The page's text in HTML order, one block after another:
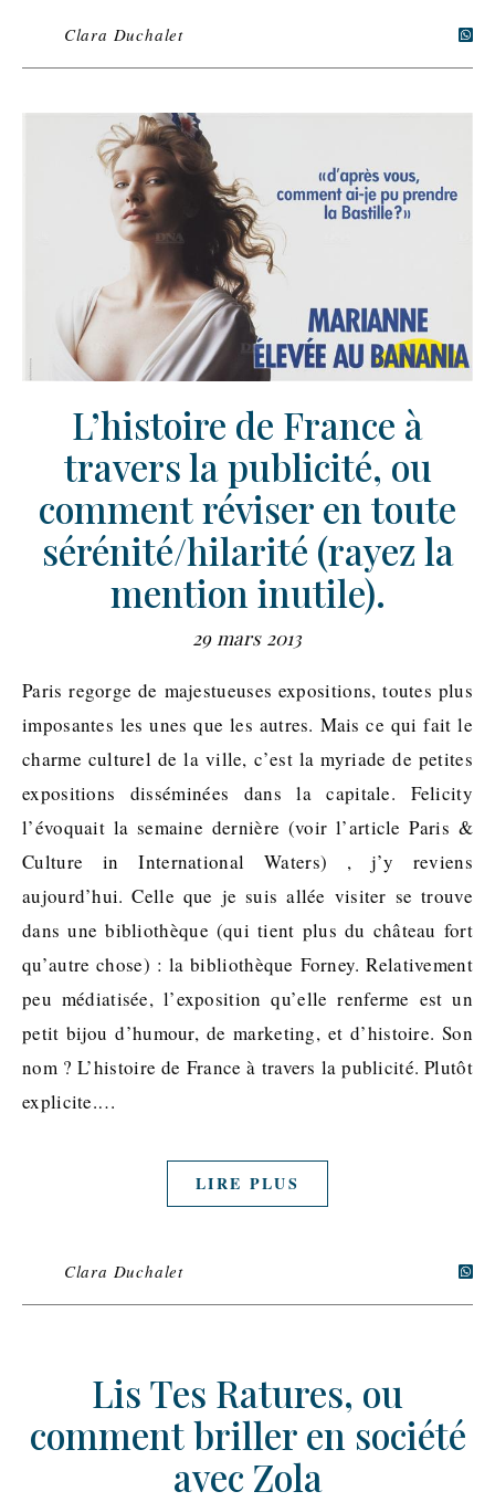
Clara Duchalet
L’histoire de France à
travers la publicité, ou
comment réviser en toute
sérénité/hilarité (rayez la
mention inutile).
29 mars 2013
Paris regorge de majestueuses expositions, toutes plus
imposantes les unes que les autres. Mais ce qui fait le
charme culturel de la ville, c’est la myriade de petites
expositions disséminées dans la capitale. Felicity
l’évoquait la semaine dernière (voir l’article Paris &
Culture in International Waters) , j’y reviens
aujourd’hui. Celle que je suis allée visiter se trouve
dans une bibliothèque (qui tient plus du château fort
qu’autre chose) : la bibliothèque Forney. Relativement
peu médiatisée, l’exposition qu’elle renferme est un
petit bijou d’humour, de marketing, et d’histoire. Son
nom ? L’histoire de France à travers la publicité. Plutôt
explicite.…
LIRE PLUS
Clara Duchalet
Lis Tes Ratures, ou
comment briller en société
avec Zola